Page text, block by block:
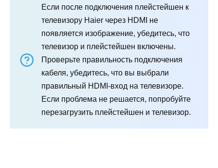
Если после подключения плейстейшен к
телевизору Haier через HDMI не
появляется изображение, убедитесь, что
телевизор и плейстейшен включены.
Проверьте правильность подключения
кабеля, убедитесь, что вы выбрали
правильный HDMI-вход на телевизоре.
Если проблема не решается, попробуйте
перезагрузить плейстейшен и телевизор.